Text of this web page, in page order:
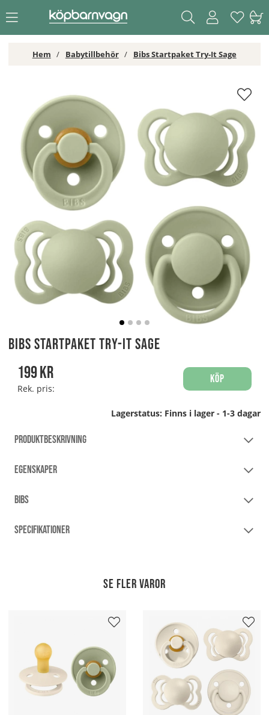
Hem Babytillbehör Bibs Startpaket Try-It Sage
Bibs Startpaket Try-It Sage
199kr
Rek. pris:
Köp
Lagerstatus: Finns i lager - 1-3 dagar
PRODUKTBESKRIVNING
EGENSKAPER
BIBS
SPECIFIKATIONER
Se fler varor